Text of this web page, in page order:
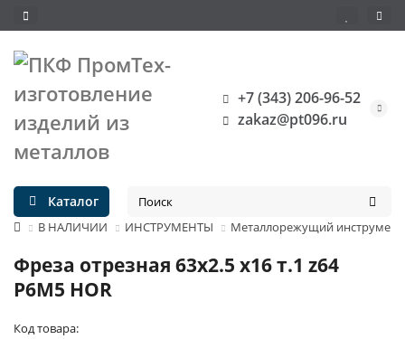
+7 (343) 206-96-52
zakaz@pt096.ru
Каталог
В НАЛИЧИИ ИНСТРУМЕНТЫ Металлорежущий инструмент
Фреза отрезная 63х2.5 х16 т.1 z64
Р6М5 HOR
Код товара: